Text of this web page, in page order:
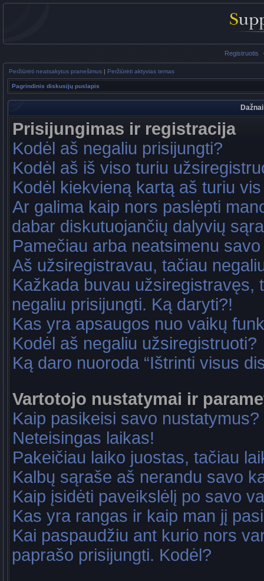
Registruotis
Peržiūrėti neatsakytus pranešimus | Peržiūrėti aktyvias temas
Pagrindinis diskusijų puslapis
Prisijungimas ir registracija
Kodėl aš negaliu prisijungti?
Kodėl aš iš viso turiu
Kodėl kiekvieną kartą aš turiu
Ar galima kaip nors paslėpti
dabar diskutuojančių dalyvių
Pamečiau arba neatsimenu
Aš užsiregistravau, tačiau
Kažkada buvau užsiregistravęs,
negaliu prisijungti. Ką daryti?!
Kas yra apsaugos nuo vaikų
Kodėl aš negaliu užsiregistruoti?
Ką daro nuoroda “Ištrinti visus
Vartotojo nustatymai ir
Kaip pasikeisi savo nustatymus?
Neteisingas laikas!
Pakeičiau laiko juostas, tačiau
Kalbų sąraše aš nerandu savo
Kaip įsidėti paveikslėlį po savo
Kas yra rangas ir kaip man jį
Kai paspaudžiu ant kurio nors
paprašo prisijungti. Kodėl?